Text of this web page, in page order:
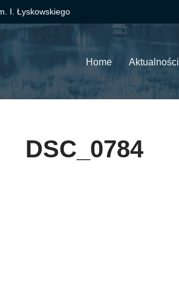
I. Łyskowskiego
Home Aktualności
DSC_0784